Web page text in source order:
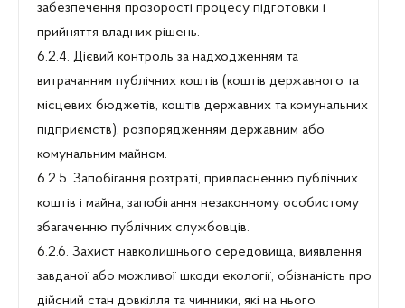
забезпечення прозорості процесу підготовки і
прийняття владних рішень.
6.2.4. Дієвий контроль за надходженням та
витрачанням публічних коштів (коштів державного та
місцевих бюджетів, коштів державних та комунальних
підприємств), розпорядженням державним або
комунальним майном.
6.2.5. Запобігання розтраті, привласненню публічних
коштів і майна, запобігання незаконному особистому
збагаченню публічних службовців.
6.2.6. Захист навколишнього середовища, виявлення
завданої або можливої шкоди екології, обізнаність про
дійсний стан довкілля та чинники, які на нього